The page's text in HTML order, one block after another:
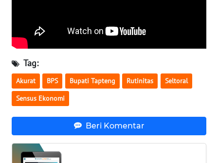
Tag:
Akurat BPS Bupati Tapteng Rutinitas Seltoral
Sensus Ekonomi
Beri Komentar
WN
JATIM
WN
BALI
KALTENG